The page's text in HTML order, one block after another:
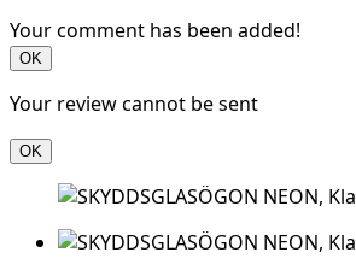
Your comment has been added!
OK
Your review cannot be sent
OK